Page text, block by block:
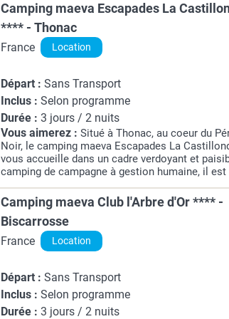
Camping maeva Escapades La
**** - Thonac
France Location
Départ : Sans Transport
Inclus : Selon programme
Durée : 3 jours / 2 nuits
Vous aimerez : Situé à Thonac, au coeur du
Noir, le camping maeva Escapades La
vous accueille dans un cadre verdoyant et
camping de campagne à gestion humaine, il est
des vacances en famille ou entre amis,
conviviales...
Camping maeva Club l'Arbre d'Or **** -
Biscarrosse
France Location
Départ : Sans Transport
Inclus : Selon programme
Durée : 3 jours / 2 nuits